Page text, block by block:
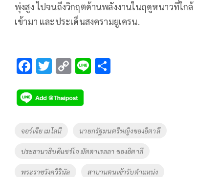
พุ่งสูง ไปจนถึงวิกฤตด้านพลังงานในฤดูหนาวที่ใกล้
เข้ามา และประเด็นสงครามยูเครน.
F
e
b
o
k
T
tt
er
C
p
y
Li
n
k
Li
Tags
จอร์เจีย เมโลนี นายกรัฐมนตรีหญิงของอิตาลี
ประธานาธิบดีแซร์โจ มัตตาเรลลา ของอิตาลี
พระราชวังควิรินัล สาบานตนเข้ารับตำแหน่ง